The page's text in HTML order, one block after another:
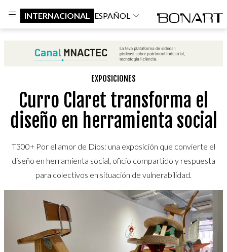
INTERNACIONAL ESPAÑOL
EXPOSICIONES
Curro Claret transforma el
diseño en herramienta social
T300+ Por el amor de Dios: una exposición que convierte el
diseño en herramienta social, oficio compartido y respuesta
para colectivos en situación de vulnerabilidad.